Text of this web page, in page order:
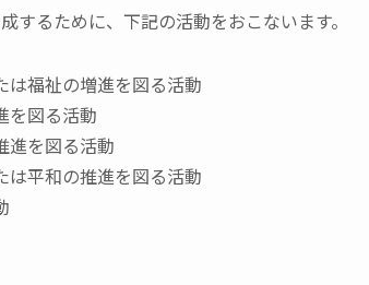
するために、下記の活動をおこないます。
は福祉の増進を図る活動
を図る活動
進を図る活動
は平和の推進を図る活動